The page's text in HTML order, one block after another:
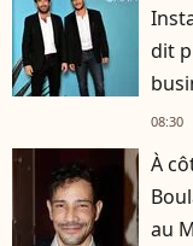
dit
08:30
À
au